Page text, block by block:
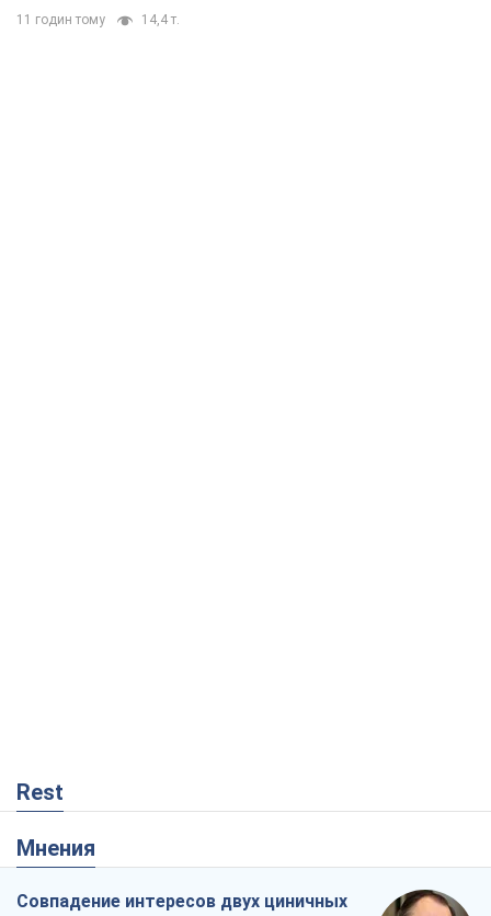
11 годин тому 14,4 т.
Rest
Мнения
Совпадение интересов двух циничных